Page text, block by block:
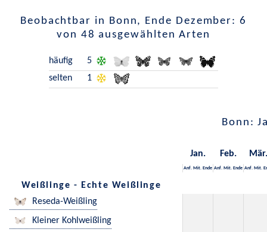
Beobachtbar in Bonn, Ende Dezember: 6
von 48 ausgewählten Arten
häufig
5
selten
1
Bonn:
Jan. Feb. Mär.
Anf. Mit. Ende Anf. Mit. Ende Anf. Mit.
Weißlinge - Echte Weißlinge
Reseda-Weißling
Kleiner Kohlweißling